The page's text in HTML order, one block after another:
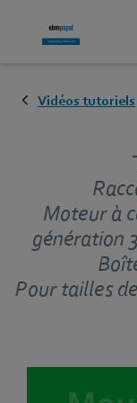
Vidéos tutoriels
Moteur à
génération
Pour tailles